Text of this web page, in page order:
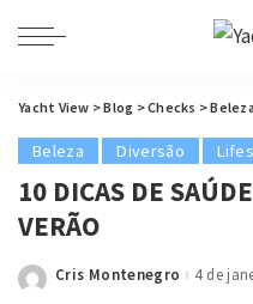
Yacht View >Blog >Checks >Beleza
Beleza Diversão
10 DICAS DE
VERÃO
Posted
Cris Montenegro 4 de